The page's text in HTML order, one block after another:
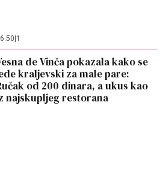
1
de Vinča pokazala kako se
kraljevski za male pare:
od 200 dinara, a ukus kao
najskupljeg restorana